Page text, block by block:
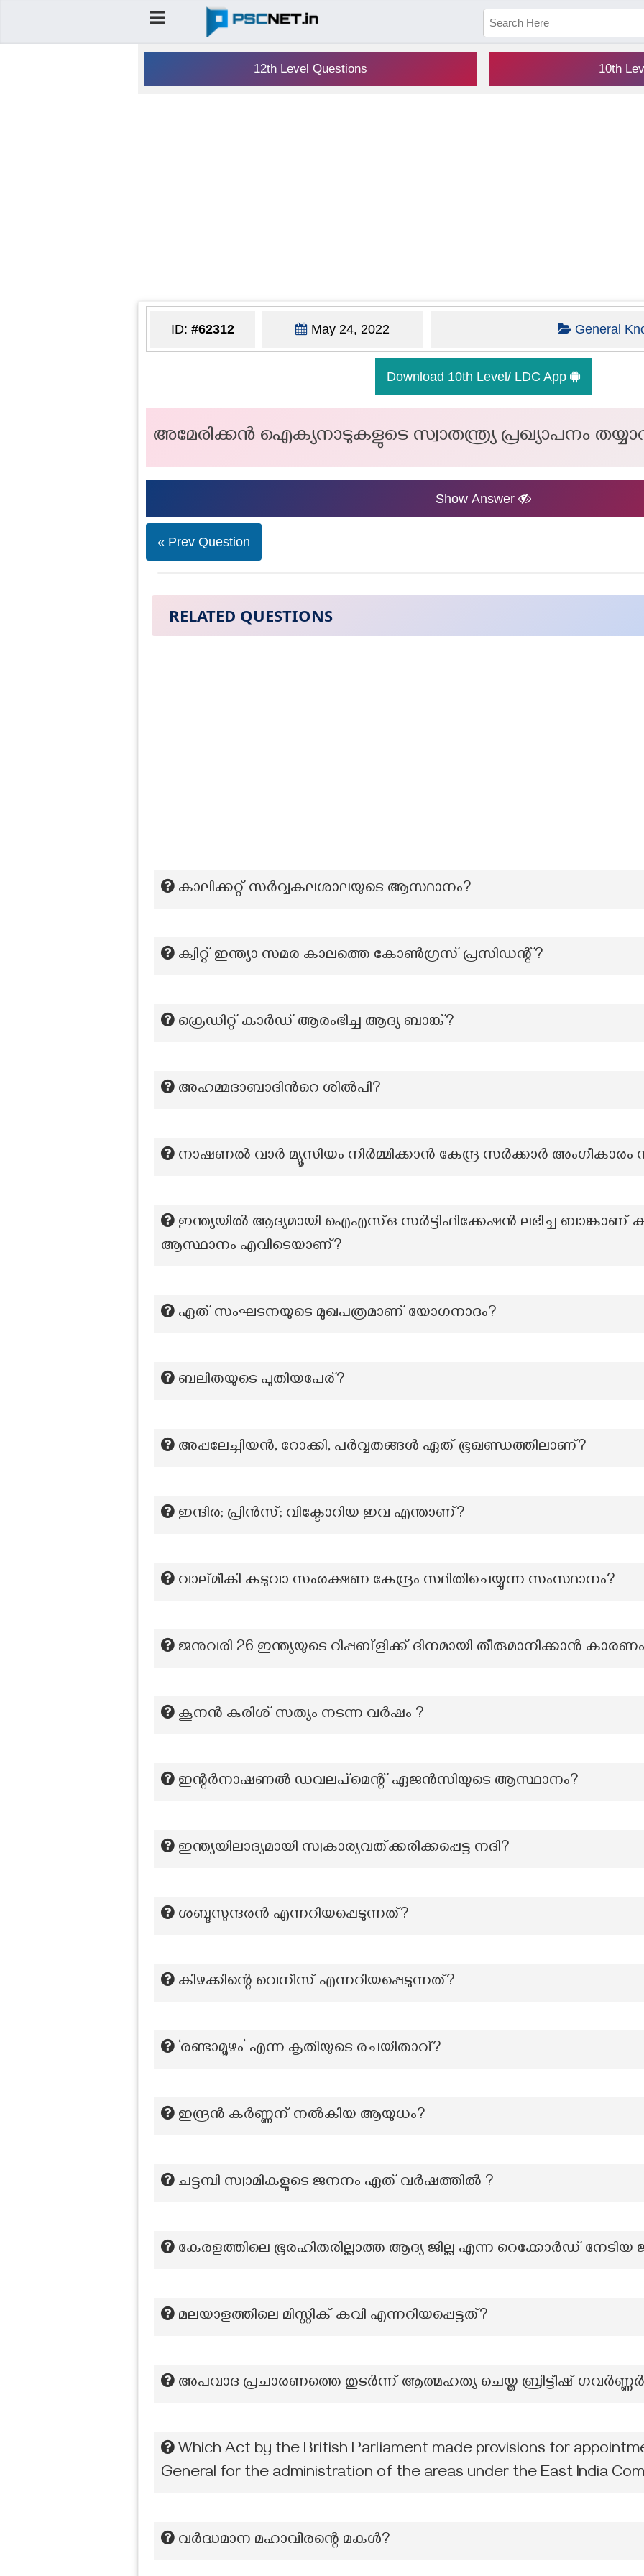
12th Level Questions 10th
ID: #62312 May 24, 2022 General
Download 10th Level/ LDC App
അമേരിക്കൻ ഐക്യനാടുകളുടെ സ്വാതന്ത്ര്യ പ്രഖ്യാപനം
Show Answer
« Prev Question
RELATED QUESTIONS
കാലിക്കറ്റ് സര്‍വ്വകലശാലയുടെ ആസ്ഥാനം?
ക്വിറ്റ് ഇന്ത്യാ സമര കാലത്തെ കോൺഗ്രസ് പ്രസിഡന്റ്?
ക്രെഡിറ്റ് കാർഡ് ആരംഭിച്ച ആദ്യ ബാങ്ക്?
അഹമ്മദാബാദിന്‍റെ ശില്‍പി?
നാഷണൽ വാർ മ്യൂസിയം നിർമ്മിക്കാൻ കേന്ദ്ര സർക്കാർ അംഗീകാരം
ഇന്ത്യയിൽ ആദ്യമായി ഐഎസ്ഒ സർട്ടിഫിക്കേഷൻ ലഭിച്ച ബാങ്കാണ്
ആസ്ഥാനം എവിടെയാണ്?
ഏത് സംഘടനയുടെ മുഖപത്രമാണ് യോഗനാദം?
ബലിതയുടെ പുതിയപേര്?
അപ്പലേച്ചിയൻ, റോക്കി, പർവ്വതങ്ങൾ ഏത് ഭൂഖണ്ഡത്തിലാണ്?
ഇന്ദിര; പ്രിൻസ്; വിക്ടോറിയ ഇവ എന്താണ്?
വാല്മീകി കടുവാ സംരക്ഷണ കേന്ദ്രം സ്ഥിതിചെയ്യുന്ന സംസ്ഥാനം?
ജനുവരി 26 ഇന്ത്യയുടെ റിപ്പബ്ളിക്ക് ദിനമായി തീരുമാനിക്കാൻ
കൂനൻ കുരിശ് സത്യം നടന്ന വർഷം ?
ഇന്റർനാഷണൽ ഡവലപ്മെന്റ് ഏജൻസിയുടെ ആസ്ഥാനം?
ഇന്ത്യയിലാദ്യമായി സ്വകാര്യവത്ക്കരിക്കപ്പെട്ട നദി?
ശബ്ദസുന്ദരന്‍ എന്നറിയപ്പെടുന്നത്?
കിഴക്കിന്റെ വെനീസ് എന്നറിയപ്പെടുന്നത്?
‘രണ്ടാമൂഴം’ എന്ന കൃതിയുടെ രചയിതാവ്?
ഇന്ദ്രൻ കർണ്ണന് നൽകിയ ആയുധം?
ചട്ടമ്പി സ്വാമികളുടെ ജനനം ഏത് വർഷത്തിൽ ?
കേരളത്തിലെ ഭൂരഹിതരില്ലാത്ത ആദ്യ ജില്ല എന്ന റെക്കോർഡ് നേടിയ
മലയാളത്തിലെ മിസ്റ്റിക് കവി എന്നറിയപ്പെട്ടത്?
അപവാദ പ്രചാരണത്തെ തുടർന്ന് ആത്മഹത്യ ചെയ്ത ബ്രിട്ടീഷ്
Which Act by the British Parliament made provisions for
General for the administration of the areas under the East India
വർദ്ധമാന മഹാവീരന്റെ മകൾ?